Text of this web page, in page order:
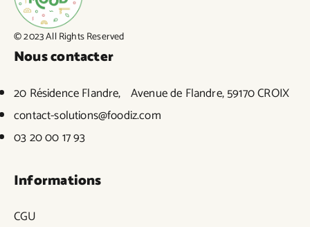
© 2023 All Rights Reserved
Nous contacter
20 Résidence Flandre, Avenue de Flandre, 59170 CROIX
contact-solutions@foodiz.com
03 20 00 17 93
Informations
CGU